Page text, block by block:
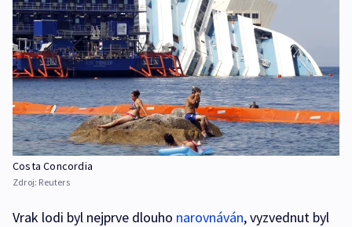
Costa Concordia
Zdroj: Reuters
Vrak lodi byl nejprve dlouho narovnáván, vyzvednut byl